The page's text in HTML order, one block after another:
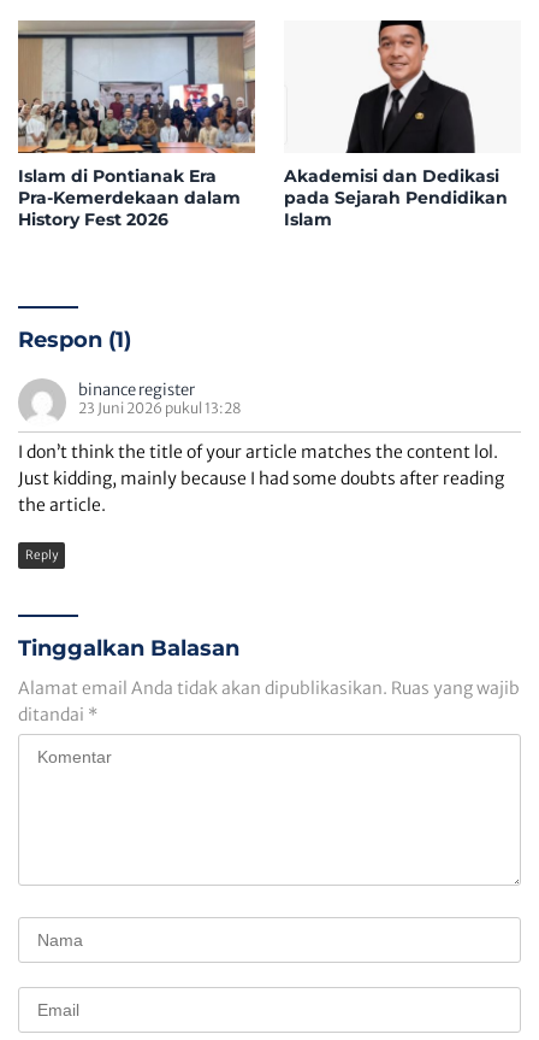
Islam di Pontianak Era
Pra-Kemerdekaan dalam
History Fest 2026
Akademisi dan Dedikasi
pada Sejarah Pendidikan
Islam
Respon (1)
binance register
23 Juni 2026 pukul 13:28
I don’t think the title of your article matches the content lol.
Just kidding, mainly because I had some doubts after reading
the article.
Reply
Tinggalkan Balasan
Alamat email Anda tidak akan dipublikasikan. Ruas yang wajib
ditandai *